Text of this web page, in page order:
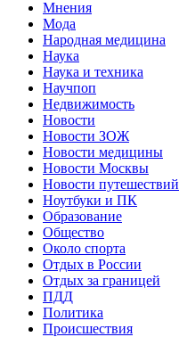
Мнения
Мода
Народная медицина
Наука
Наука и техника
Научпоп
Недвижимость
Новости
Новости ЗОЖ
Новости медицины
Новости Москвы
Новости путешествий
Ноутбуки и ПК
Образование
Общество
Около спорта
Отдых в России
Отдых за границей
ПДД
Политика
Происшествия